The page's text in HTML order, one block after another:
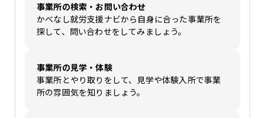
事業所の検索・お問い合わせ
かべなし就労支援ナビから自身に合った事業所を
探して、問い合わせをしてみましょう。
事業所の見学・体験
事業所とやり取りをして、見学や体験入所で事業
所の雰囲気を知りましょう。